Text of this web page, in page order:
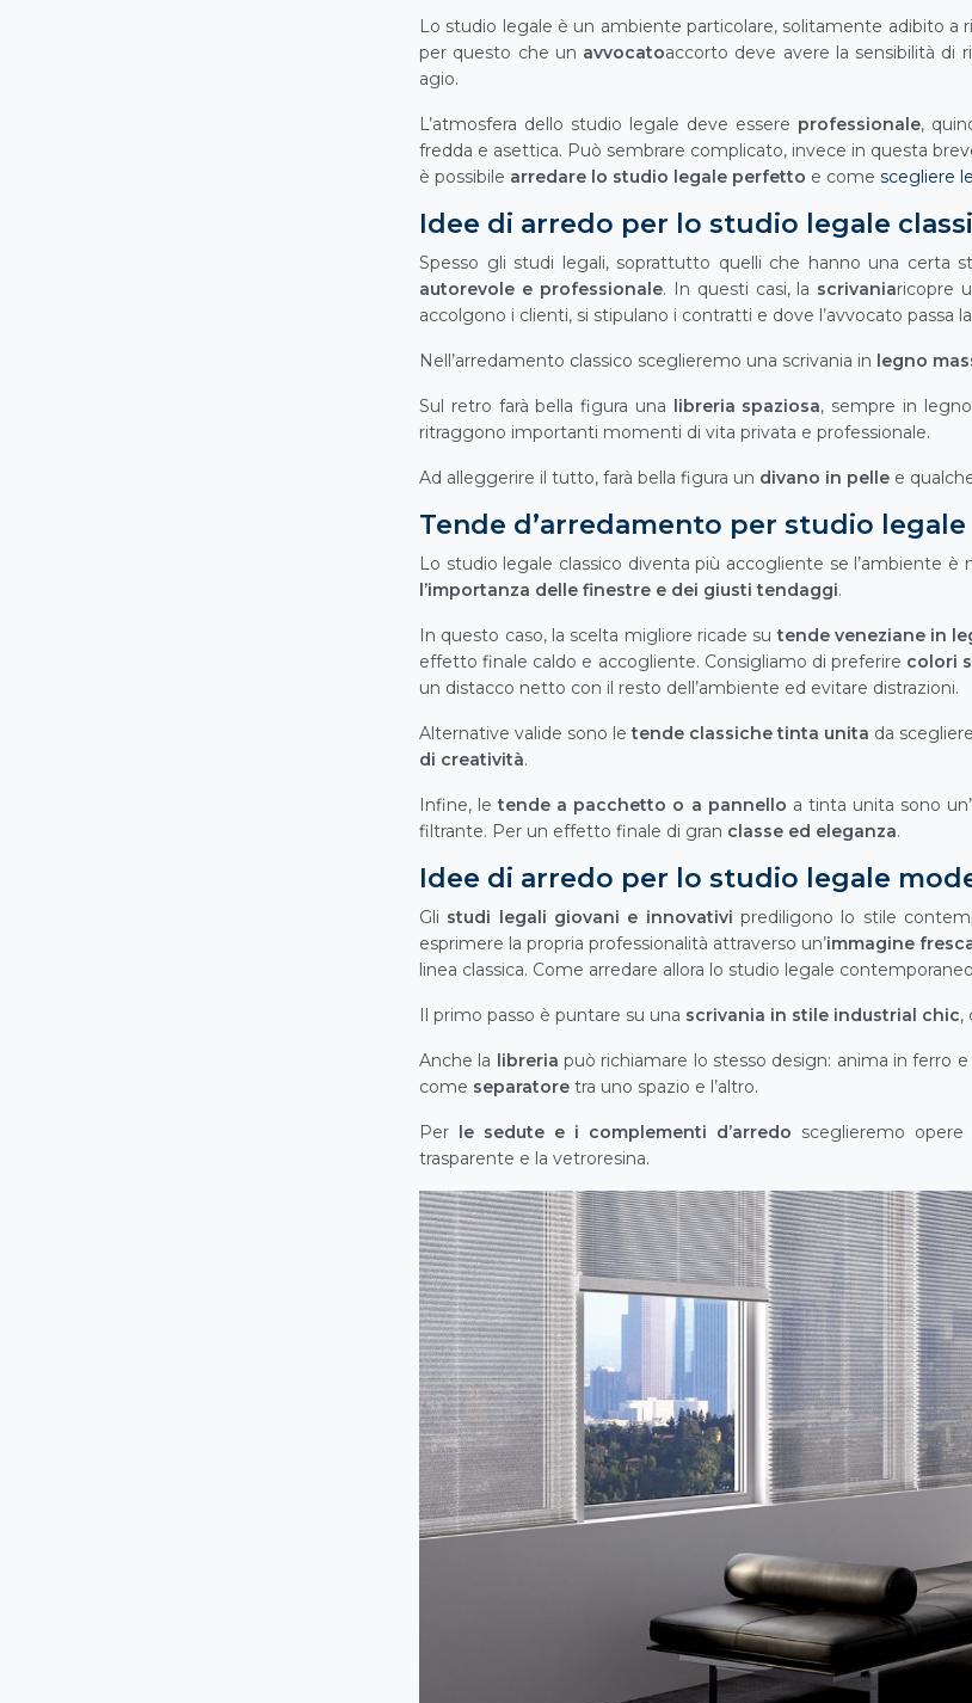
Lo studio legale è un ambiente particolare, solitamente adibito
per questo che un avvocatoaccorto deve avere la sensibilità di
agio.
L’atmosfera dello studio legale deve essere professionale,
fredda e asettica. Può sembrare complicato, invece in questa
è possibile arredare lo studio legale perfetto e come scegliere
Idee di arredo per lo studio legale
Spesso gli studi legali, soprattutto quelli che hanno una certa
autorevole e professionale. In questi casi, la scrivaniaricopre
accolgono i clienti, si stipulano i contratti e dove l’avvocato passa
Nell’arredamento classico sceglieremo una scrivania in legno
Sul retro farà bella figura una libreria spaziosa, sempre in
ritraggono importanti momenti di vita privata e professionale.
Ad alleggerire il tutto, farà bella figura un divano in pelle e
Tende d’arredamento per studio legale
Lo studio legale classico diventa più accogliente se l’ambiente è
l’importanza delle finestre e dei giusti tendaggi.
In questo caso, la scelta migliore ricade su tende veneziane in
effetto finale caldo e accogliente. Consigliamo di preferire colori
un distacco netto con il resto dell’ambiente ed evitare distrazioni.
Alternative valide sono le tende classiche tinta unita da
di creatività.
Infine, le tende a pacchetto o a pannello a tinta unita sono
filtrante. Per un effetto finale di gran classe ed eleganza.
Idee di arredo per lo studio legale
Gli studi legali giovani e innovativi prediligono lo stile
esprimere la propria professionalità attraverso un’immagine
linea classica. Come arredare allora lo studio legale
Il primo passo è puntare su una scrivania in stile industrial chic,
Anche la libreria può richiamare lo stesso design: anima in ferro
come separatore tra uno spazio e l’altro.
Per le sedute e i complementi d’arredo sceglieremo
trasparente e la vetroresina.